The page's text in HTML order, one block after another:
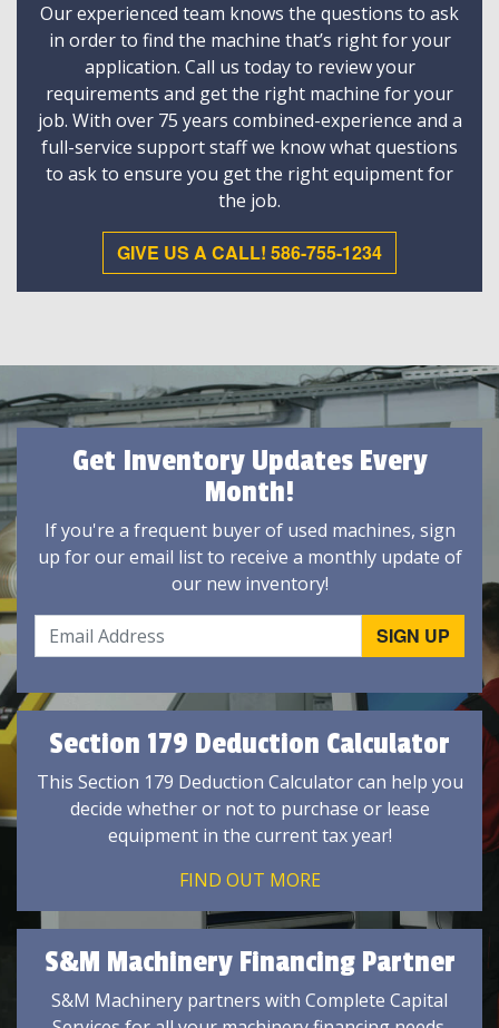
Our experienced team knows the questions to ask
in order to find the machine that’s right for your
application. Call us today to review your
requirements and get the right machine for your
job. With over 75 years combined-experience and a
full-service support staff we know what questions
to ask to ensure you get the right equipment for
the job.
GIVE US A CALL! 586-755-1234
Get Inventory Updates Every
Month!
If you're a frequent buyer of used machines, sign
up for our email list to receive a monthly update of
our new inventory!
Section 179 Deduction Calculator
This Section 179 Deduction Calculator can help you
decide whether or not to purchase or lease
equipment in the current tax year!
FIND OUT MORE
S&M Machinery Financing Partner
S&M Machinery partners with Complete Capital